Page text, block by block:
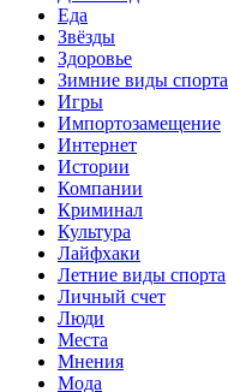
Еда
Звёзды
Здоровье
Зимние виды спорта
Игры
Импортозамещение
Интернет
Истории
Компании
Криминал
Культура
Лайфхаки
Летние виды спорта
Личный счет
Люди
Места
Мнения
Мода